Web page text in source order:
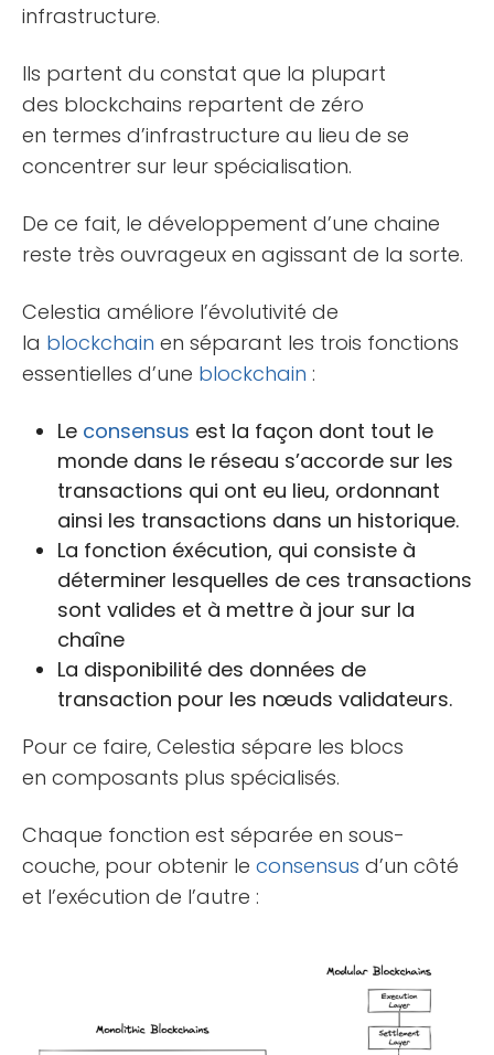
infrastructure.
Ils partent du constat que la plupart
des blockchains repartent de zéro
en termes d’infrastructure au lieu de se
concentrer sur leur spécialisation.
De ce fait, le développement d’une chaine
reste très ouvrageux en agissant de la sorte.
Celestia améliore l’évolutivité de
la blockchain en séparant les trois fonctions
essentielles d’une blockchain :
Le consensus est la façon dont tout le
monde dans le réseau s’accorde sur les
transactions qui ont eu lieu, ordonnant
ainsi les transactions dans un historique.
La fonction éxécution, qui consiste à
déterminer lesquelles de ces transactions
sont valides et à mettre à jour sur la
chaîne
La disponibilité des données de
transaction pour les nœuds validateurs.
Pour ce faire, Celestia sépare les blocs
en composants plus spécialisés.
Chaque fonction est séparée en sous-
couche, pour obtenir le consensus d’un côté
et l’exécution de l’autre :